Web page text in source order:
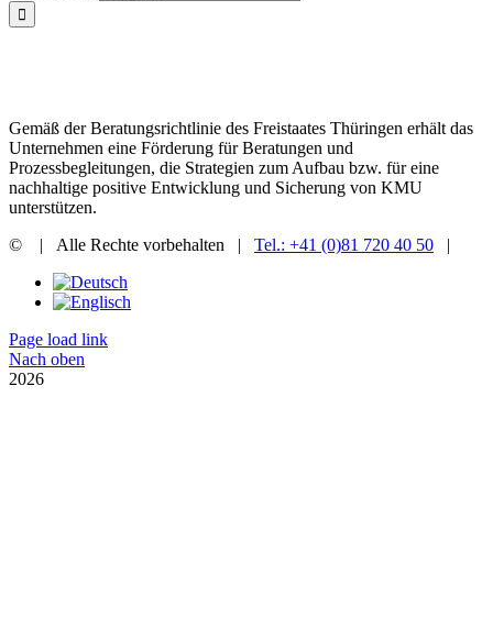
Gemäß der Beratungsrichtlinie des Freistaates Thüringen erhält das
Unternehmen eine Förderung für Beratungen und
Prozessbegleitungen, die Strategien zum Aufbau bzw. für eine
nachhaltige positive Entwicklung und Sicherung von KMU
unterstützen.
©
| Alle Rechte vorbehalten | Tel.: +41 (0)81 720 40 50 |
Page load link
Nach oben
2026